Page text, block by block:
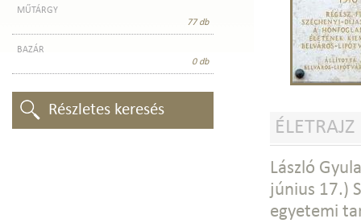
MŰTÁRGY
77 db
BAZÁR
0 db
Részletes keresés
ÉLETRAJZ
László
június 17.)
egyetemi